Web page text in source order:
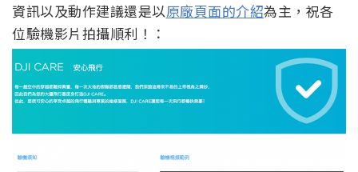
資訊以及動作建議還是以原廠頁面的介紹為主，祝各
位驗機影片拍攝順利！：